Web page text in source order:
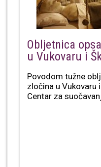
Obljetnica
u Vukovaru i
Povodom tužne
zločina u Vukovaru
Centar za